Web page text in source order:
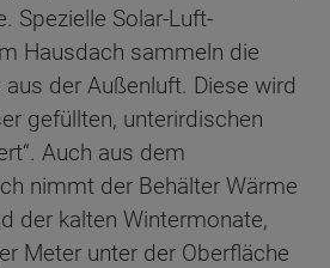
Spezielle Solar-Luft-
Hausdach sammeln die
der Außenluft. Diese wird
gefüllten, unterirdischen
Auch aus dem
nimmt der Behälter Wärme
der kalten Wintermonate,
Meter unter der Oberfläche